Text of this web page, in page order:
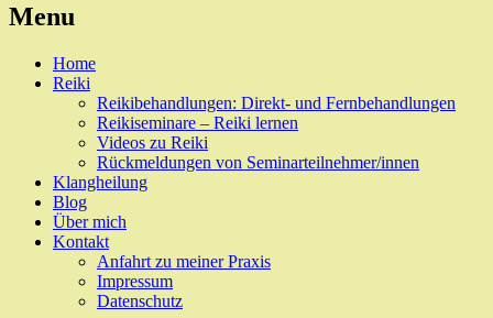
Menu
Skip
Home
Reiki
Reikibehandlungen: Direkt- und Fernbehandlungen
Reikiseminare – Reiki lernen
Videos zu Reiki
Rückmeldungen von Seminarteilnehmer/innen
Klangheilung
Blog
Über mich
Kontakt
Anfahrt zu meiner Praxis
Impressum
Datenschutz